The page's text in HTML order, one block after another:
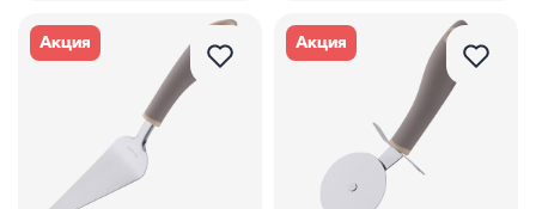
Акция Акция